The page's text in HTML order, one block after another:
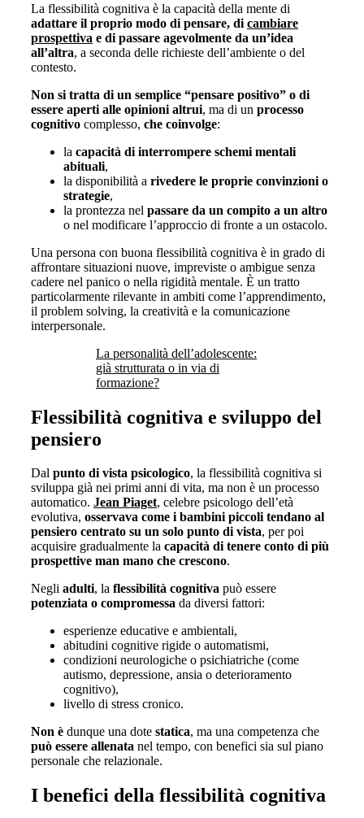
La flessibilità cognitiva è la capacità della mente di
adattare il proprio modo di pensare, di cambiare
prospettiva e di passare agevolmente da un’idea
all’altra, a seconda delle richieste dell’ambiente o del
contesto.
Non si tratta di un semplice “pensare positivo” o di
essere aperti alle opinioni altrui, ma di un processo
cognitivo complesso, che coinvolge:
la capacità di interrompere schemi mentali
abituali,
la disponibilità a rivedere le proprie convinzioni o
strategie,
la prontezza nel passare da un compito a un altro
o nel modificare l’approccio di fronte a un ostacolo.
Una persona con buona flessibilità cognitiva è in grado di
affrontare situazioni nuove, impreviste o ambigue senza
cadere nel panico o nella rigidità mentale. È un tratto
particolarmente rilevante in ambiti come l’apprendimento,
il problem solving, la creatività e la comunicazione
interpersonale.
La personalità dell’adolescente:
già strutturata o in via di
formazione?
Flessibilità cognitiva e sviluppo del
pensiero
Dal punto di vista psicologico, la flessibilità cognitiva si
sviluppa già nei primi anni di vita, ma non è un processo
automatico. Jean Piaget, celebre psicologo dell’età
evolutiva, osservava come i bambini piccoli tendano al
pensiero centrato su un solo punto di vista, per poi
acquisire gradualmente la capacità di tenere conto di più
prospettive man mano che crescono.
Negli adulti, la flessibilità cognitiva può essere
potenziata o compromessa da diversi fattori:
esperienze educative e ambientali,
abitudini cognitive rigide o automatismi,
condizioni neurologiche o psichiatriche (come
autismo, depressione, ansia o deterioramento
cognitivo),
livello di stress cronico.
Non è dunque una dote statica, ma una competenza che
può essere allenata nel tempo, con benefici sia sul piano
personale che relazionale.
I benefici della flessibilità cognitiva